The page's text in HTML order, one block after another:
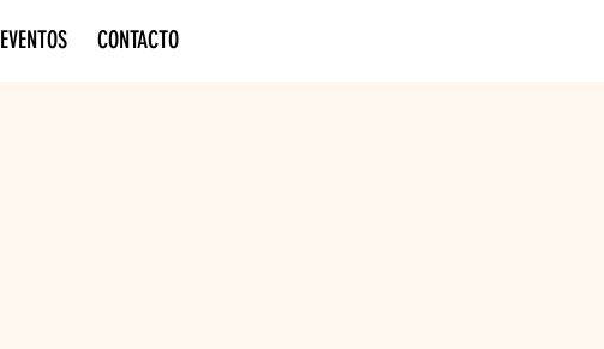
EVENTOS CONTACTO